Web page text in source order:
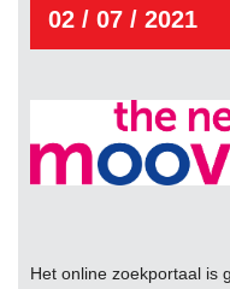
02 / 07 / 2021
Het online zoekportaal is